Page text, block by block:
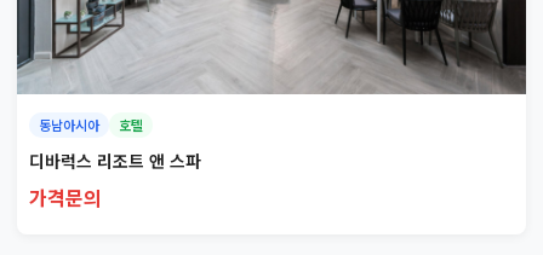
동남아시아 호텔
디바럭스 리조트 앤 스파
가격문의